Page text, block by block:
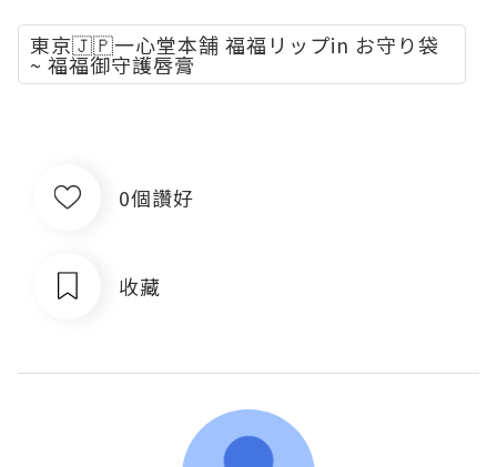
東京🇯🇵一心堂本舗 福福リップin お守り袋
~ 福福御守護唇膏
0個讚好
收藏